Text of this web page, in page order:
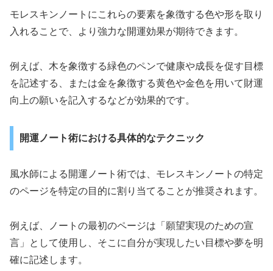
モレスキンノートにこれらの要素を象徴する色や形を取り
入れることで、より強力な開運効果が期待できます。
例えば、木を象徴する緑色のペンで健康や成長を促す目標
を記述する、または金を象徴する黄色や金色を用いて財運
向上の願いを記入するなどが効果的です。
開運ノート術における具体的なテクニック
風水師による開運ノート術では、モレスキンノートの特定
のページを特定の目的に割り当てることが推奨されます。
例えば、ノートの最初のページは「願望実現のための宣
言」として使用し、そこに自分が実現したい目標や夢を明
確に記述します。